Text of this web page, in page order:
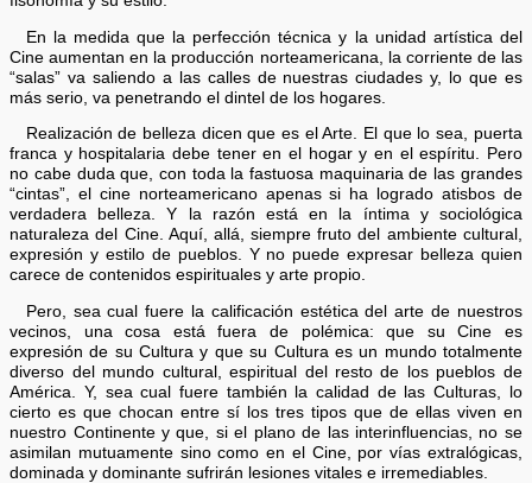
En la medida que la perfección técnica y la unidad artística del
Cine aumentan en la producción norteamericana, la corriente de las
“salas” va saliendo a las calles de nuestras ciudades y, lo que es
más serio, va penetrando el dintel de los hogares.
Realización de belleza dicen que es el Arte. El que lo sea, puerta
franca y hospitalaria debe tener en el hogar y en el espíritu. Pero
no cabe duda que, con toda la fastuosa maquinaria de las grandes
“cintas”, el cine norteamericano apenas si ha logrado atisbos de
verdadera belleza. Y la razón está en la íntima y sociológica
naturaleza del Cine. Aquí, allá, siempre fruto del ambiente cultural,
expresión y estilo de pueblos. Y no puede expresar belleza quien
carece de contenidos espirituales y arte propio.
Pero, sea cual fuere la calificación estética del arte de nuestros
vecinos, una cosa está fuera de polémica: que su Cine es
expresión de su Cultura y que su Cultura es un mundo totalmente
diverso del mundo cultural, espiritual del resto de los pueblos de
América. Y, sea cual fuere también la calidad de las Culturas, lo
cierto es que chocan entre sí los tres tipos que de ellas viven en
nuestro Continente y que, si el plano de las interinfluencias, no se
asimilan mutuamente sino como en el Cine, por vías extralógicas,
dominada y dominante sufrirán lesiones vitales e irremediables.